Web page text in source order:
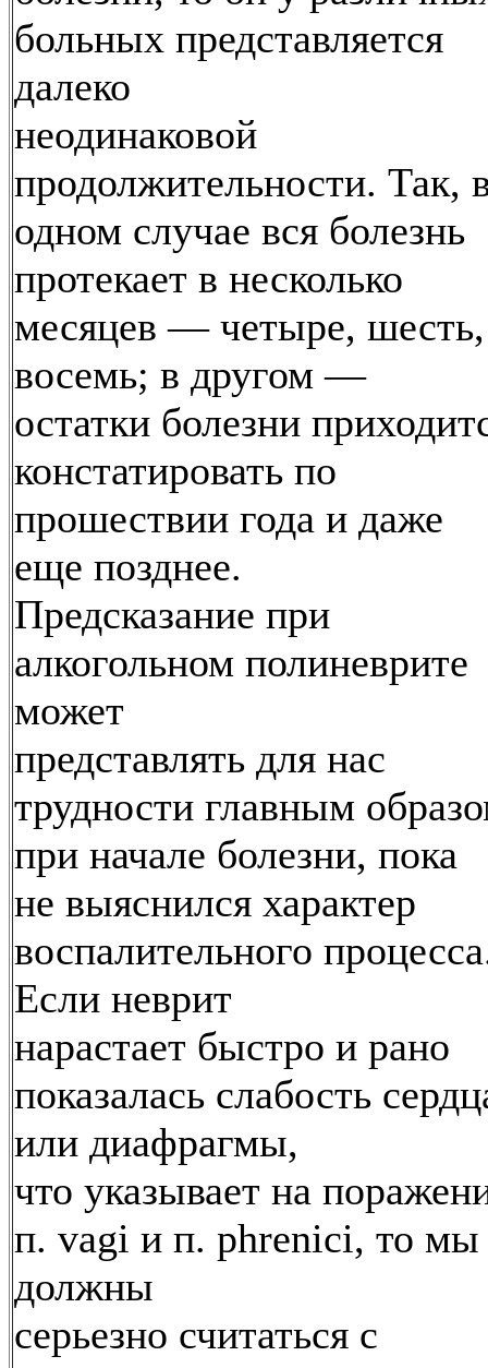
больных представляется
далеко
неодинаковой
продолжительности. Так,
одном случае вся болезнь
протекает в несколько
месяцев — четыре, шесть,
восемь; в другом —
остатки болезни
констатировать по
прошествии года и даже
еще позднее.
Предсказание при
алкогольном полиневрите
может
представлять для нас
трудности главным
при начале болезни, пока
не выяснился характер
воспалительного
Если неврит
нарастает быстро и рано
показалась слабость
или диафрагмы,
что указывает на
п. vagi и п. phrenici, то мы
должны
серьезно считаться с